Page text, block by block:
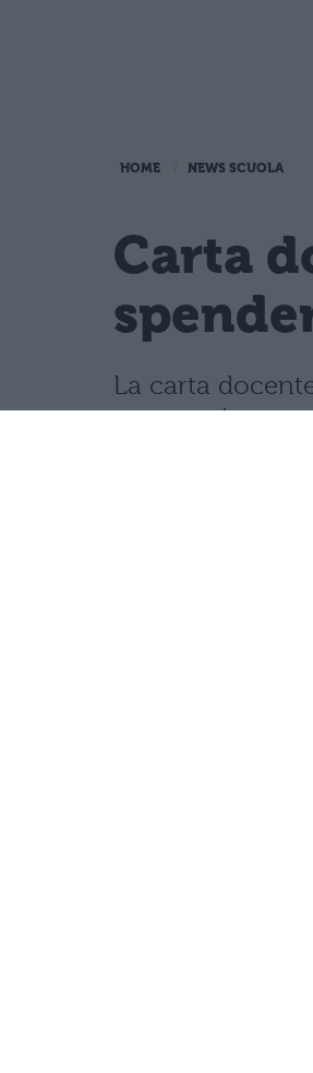
HOME NEWS SCUOLA
Carta
La carta
speso entro